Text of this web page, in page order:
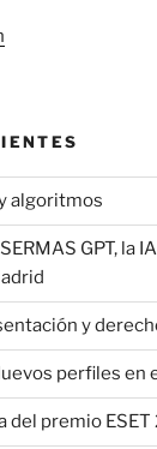
algoritmos
GPT, la
y
perfiles en
del premio ESET